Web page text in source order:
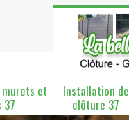
et
37
Installation de
clôture 37